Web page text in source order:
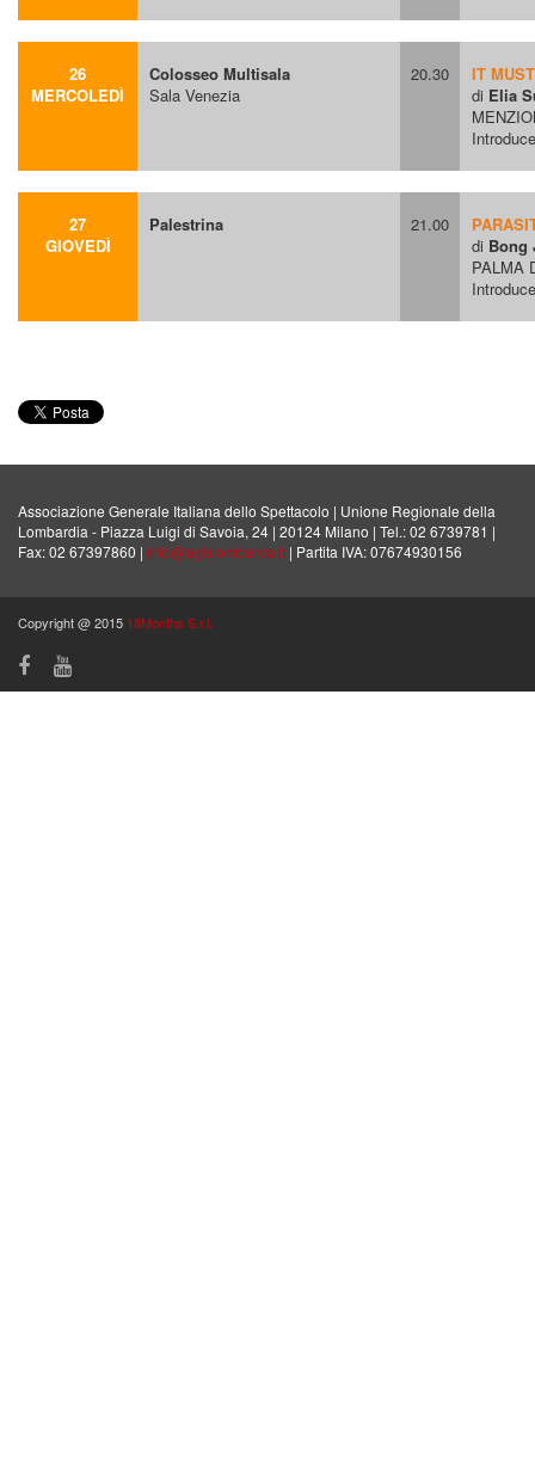
26
MERCOLEDÌ
Colosseo Multisala
Sala Venezia
20.30
IT
di Elia
27
GIOVEDÌ
Palestrina 21.00
di Bong
PALMA
Associazione Generale Italiana dello Spettacolo | Unione Regionale della
Lombardia - Piazza Luigi di Savoia, 24 | 20124 Milano | Tel.: 02 6739781 |
Fax: 02 67397860 | info@agislombarda.it | Partita IVA: 07674930156
Copyright @ 2015 18Months S.r.l.